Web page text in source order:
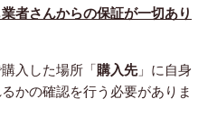
者さんからの保証が一切あり
入した場所「購入先」に自身
かの確認を行う必要がありま